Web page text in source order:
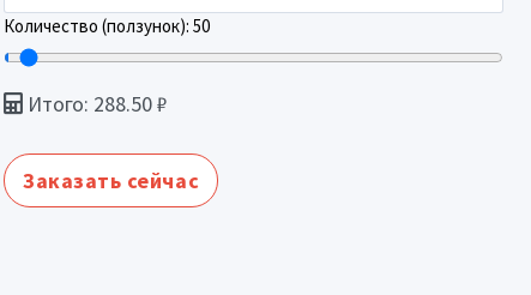
Количество (ползунок): 50
Итого: 288.50₽
Заказать сейчас